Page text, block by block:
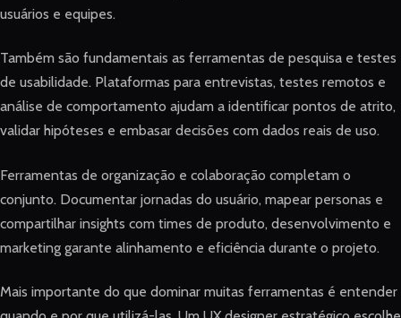
usuários e equipes.
Também são fundamentais as ferramentas de pesquisa e testes
de usabilidade. Plataformas para entrevistas, testes remotos e
análise de comportamento ajudam a identificar pontos de atrito,
validar hipóteses e embasar decisões com dados reais de uso.
Ferramentas de organização e colaboração completam o
conjunto. Documentar jornadas do usuário, mapear personas e
compartilhar insights com times de produto, desenvolvimento e
marketing garante alinhamento e eficiência durante o projeto.
Mais importante do que dominar muitas ferramentas é entender